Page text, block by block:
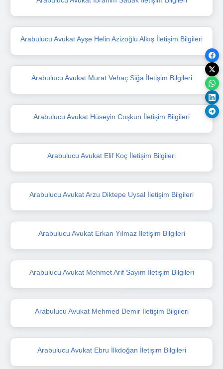
Arabulucu Avukat Ayşe Helin Azizoğlu Alkış İletişim Bilgileri
Arabulucu Avukat Murat Vehaç Siğa İletişim Bilgileri
Arabulucu Avukat Hüseyin Coşkun İletişim Bilgileri
Arabulucu Avukat Elif Koç İletişim Bilgileri
Arabulucu Avukat Arzu Diktepe Uysal İletişim Bilgileri
Arabulucu Avukat Erkan Yılmaz İletişim Bilgileri
Arabulucu Avukat Mehmet Arif Sayım İletişim Bilgileri
Arabulucu Avukat Mehmed Demir İletişim Bilgileri
Arabulucu Avukat Ebru İlkdoğan İletişim Bilgileri